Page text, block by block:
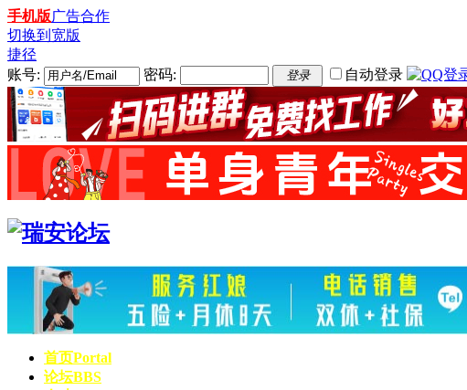
手机版广告合作
切换到宽版
捷径
账号:
密码: 登录 自动登录
首页Portal
论坛BBS